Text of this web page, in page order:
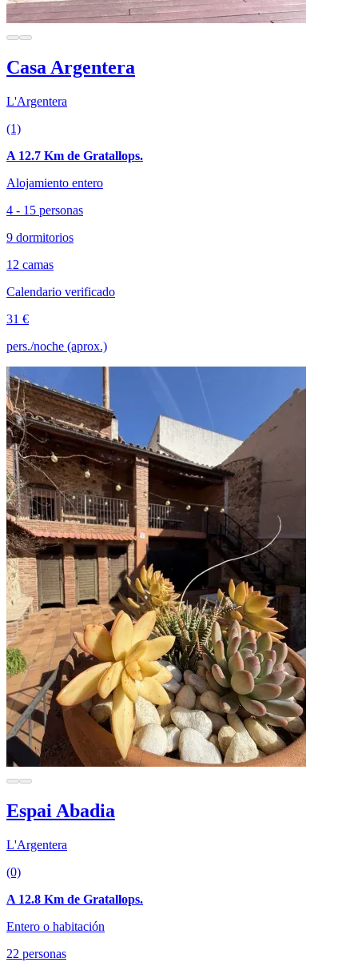
Casa Argentera
L'Argentera
(1)
A 12.7 Km de Gratallops.
Alojamiento entero
4 - 15 personas
9 dormitorios
12 camas
Calendario verificado
31 €
pers./noche (aprox.)
Espai Abadia
L'Argentera
(0)
A 12.8 Km de Gratallops.
Entero o habitación
22 personas